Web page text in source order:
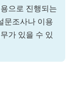
으로 진행되는
문조사나 이용
가 있을 수 있